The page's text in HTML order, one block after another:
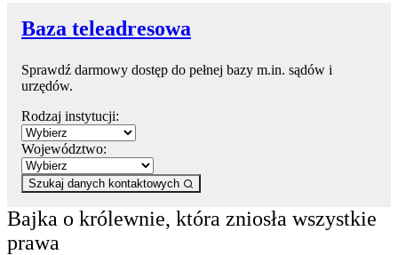
Baza teleadresowa
Sprawdź darmowy dostęp do pełnej bazy m.in. sądów i
urzędów.
Rodzaj instytucji:
Województwo:
Szukaj danych kontaktowych
Bajka o królewnie, która zniosła wszystkie
prawa